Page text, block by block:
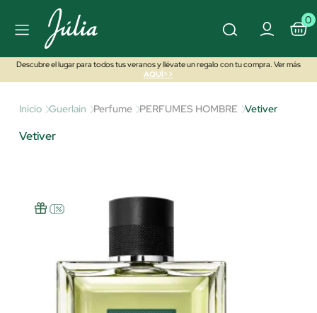
0
Descubre el lugar para todos tus veranos y llévate un regalo con tu compra. Ver más
AQUÍ>>
Inicio Guerlain Perfume PERFUMES HOMBRE Vetiver
Vetiver